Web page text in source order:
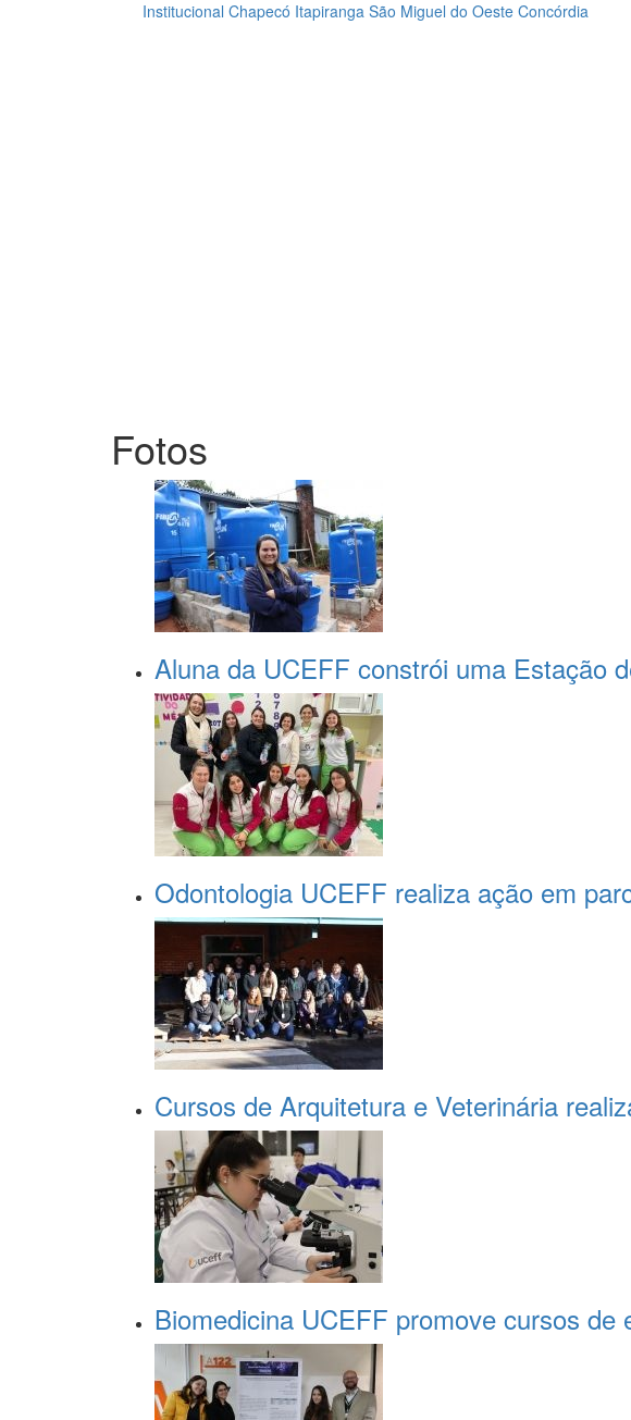
Institucional Chapecó Itapiranga São Miguel do Oeste Concórdia
Fotos
Aluna da UCEFF constrói uma Estação
Odontologia UCEFF realiza ação em
Cursos de Arquitetura e Veterinária
Biomedicina UCEFF promove cursos de